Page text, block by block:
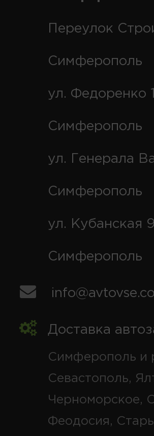
Переулок
Симферополь
ул. Федоренко
Симферополь
ул. Генерала
Симферополь
ул. Кубанская
Симферополь
Доставка
Симферополь и
Севастополь,
Черноморское,
Феодосия,